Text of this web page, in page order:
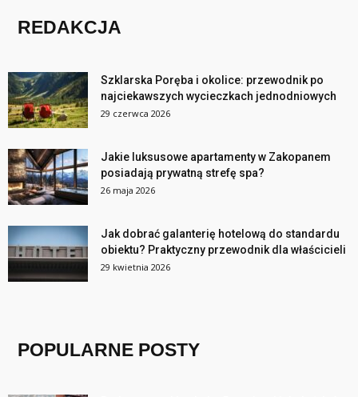
REDAKCJA
Szklarska Poręba i okolice: przewodnik po
najciekawszych wycieczkach jednodniowych
29 czerwca 2026
Jakie luksusowe apartamenty w Zakopanem
posiadają prywatną strefę spa?
26 maja 2026
Jak dobrać galanterię hotelową do standardu
obiektu? Praktyczny przewodnik dla właścicieli
29 kwietnia 2026
POPULARNE POSTY